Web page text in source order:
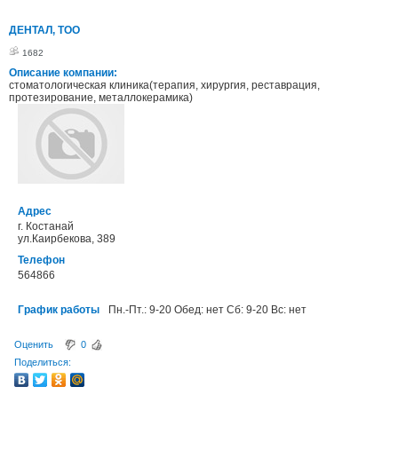
ДЕНТАЛ, ТОО
1682
Описание компании:
стоматологическая клиника(терапия, хирургия, реставрация,
протезирование, металлокерамика)
Адрес
г. Костанай
ул.Каирбекова, 389
Телефон
564866
График работы Пн.-Пт.: 9-20 Обед: нет Сб: 9-20 Вс: нет
Оценить
0
Поделиться: